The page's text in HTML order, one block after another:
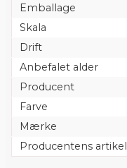
Emballage
Skala
Drift
Anbefalet alder
Producent
Farve
Mærke
Producentens